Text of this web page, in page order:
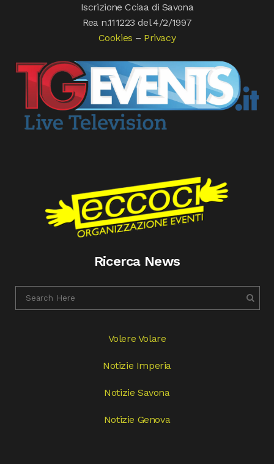
Iscrizione Cciaa di Savona
Rea n.111223 del 4/2/1997
Cookies – Privacy
Ricerca News
Volere Volare
Notizie Imperia
Notizie Savona
Notizie Genova